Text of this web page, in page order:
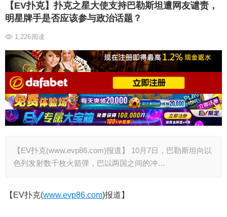
【EV扑克】扑克之星大使支持巴勒斯坦遭网友谴责，
明星牌手是否应该参与政治话题？
1,226阅读
【EV扑克(www.evp86.com)报道】 10月7日，巴勒斯坦向以
色列发射数千枚火箭弹，巴以两国之间的冲…
【EV扑克(www.evp86.com)报道】